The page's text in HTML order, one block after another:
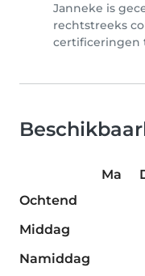
Janneke is
rechtstreeks
certificeringen
Ma
Ochtend
Middag
Namiddag